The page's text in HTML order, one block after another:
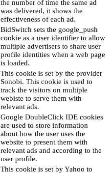
the number of time the same ad
was delivered, it shows the
effectiveness of each ad.
BidSwitch sets the google_push
cookie as a user identifier to allow
multiple advertisers to share user
profile identities when a web page
is loaded.
This cookie is set by the provider
Sonobi. This cookie is used to
track the visitors on multiple
webiste to serve them with
relevant ads.
Google DoubleClick IDE cookies
are used to store information
about how the user uses the
website to present them with
relevant ads and according to the
user profile.
This cookie is set by Yahoo to